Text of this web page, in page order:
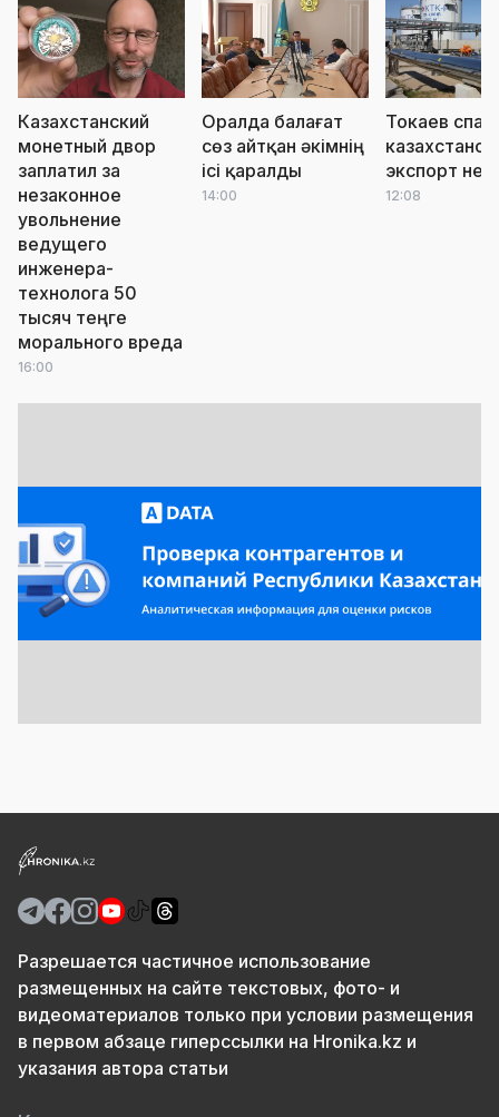
Казахстанский
монетный двор
заплатил за
незаконное
увольнение
ведущего
инженера-
технолога 50
тысяч теңге
морального вреда
16:00
Оралда балағат
сөз айтқан әкімнің
ісі қаралды
14:00
Токаев спас
экспорт
12:08
Разрешается частичное использование
размещенных на сайте текстовых, фото- и
видеоматериалов только при условии размещения
в первом абзаце гиперссылки на Hronika.kz и
указания автора статьи